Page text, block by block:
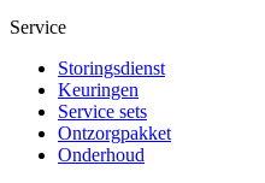
Service
Storingsdienst
Keuringen
Service sets
Ontzorgpakket
Onderhoud